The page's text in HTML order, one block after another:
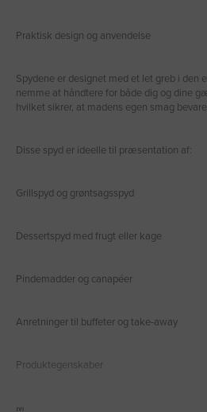
Praktisk design og anvendelse
Spydene er designet med et let greb i den
nemme at håndtere for både dig og dine
hvilket sikrer, at madens egen smag
Disse spyd er ideelle til præsentation af:
Grillspyd og grøntsagsspyd
Dessertspyd med frugt eller kage
Pindemadder og canapéer
Anretninger til buffeter og take-away
Produktegenskaber
M